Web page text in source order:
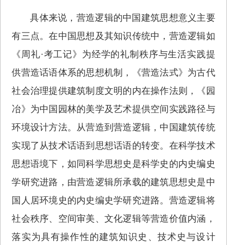
具体来说，营造逻辑的中国建筑思想意义主要
有三点。在中国思想及其知识传统中，营造逻辑如
《周礼·考工记》为经学的礼制秩序与生活实践提
供营造话语体系的思想机制，《营造法式》为古代
社会治理提供建筑制度文明的内在操作法则，《园
冶》为中国园林的美学及艺术提供空间实践路径与
环境设计方法。从营造到营造逻辑，中国建筑传统
实现了从技术话语到思想话语的转变。在科学技术
思想语境下，如同科学思想史是科学史的内史编史
学研究进路，由营造逻辑所承载的建筑思想史是中
国人居环境史的内史编史学研究进路。营造逻辑将
社会秩序、空间审美、文化逻辑等营造价值内涵，
落实为具有操作性的建筑知识史、技术史与设计